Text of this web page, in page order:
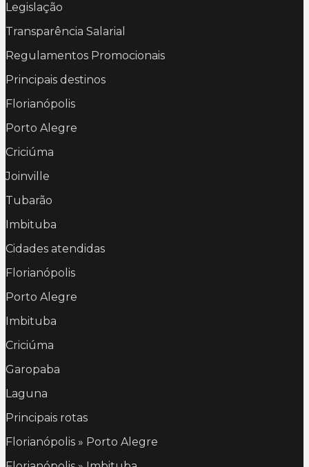
Legislação
Transparência Salarial
Regulamentos Promocionais
Principais destinos
Florianópolis
Porto Alegre
Criciúma
Joinville
Tubarão
Imbituba
Cidades atendidas
Florianópolis
Porto Alegre
Imbituba
Criciúma
Garopaba
Laguna
Principais rotas
Florianópolis » Porto Alegre